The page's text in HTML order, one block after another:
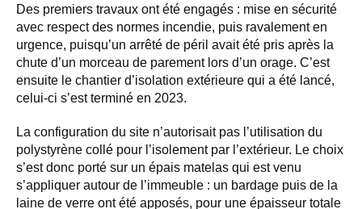
Des premiers travaux ont été engagés : mise en sécurité
avec respect des normes incendie, puis ravalement en
urgence, puisqu’un arrêté de péril avait été pris après la
chute d’un morceau de parement lors d’un orage. C’est
ensuite le chantier d’isolation extérieure qui a été lancé,
celui-ci s’est terminé en 2023.
La configuration du site n’autorisait pas l’utilisation du
polystyrène collé pour l’isolement par l’extérieur. Le choix
s’est donc porté sur un épais matelas qui est venu
s’appliquer autour de l’immeuble : un bardage puis de la
laine de verre ont été apposés, pour une épaisseur totale